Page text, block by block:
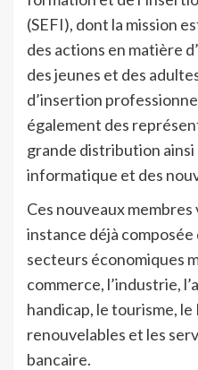
(SEFI), dont la mission
des actions en matière
des jeunes et des
d’insertion
également des
grande distribution
informatique et des
Ces nouveaux
instance déjà
secteurs économiques
commerce, l’industrie,
handicap, le tourisme, le
renouvelables et les
bancaire.